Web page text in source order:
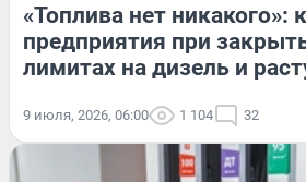
«Топлива нет никакого»:
предприятия при
лимитах на дизель и
9 июля, 2026, 06:00 1 104 32